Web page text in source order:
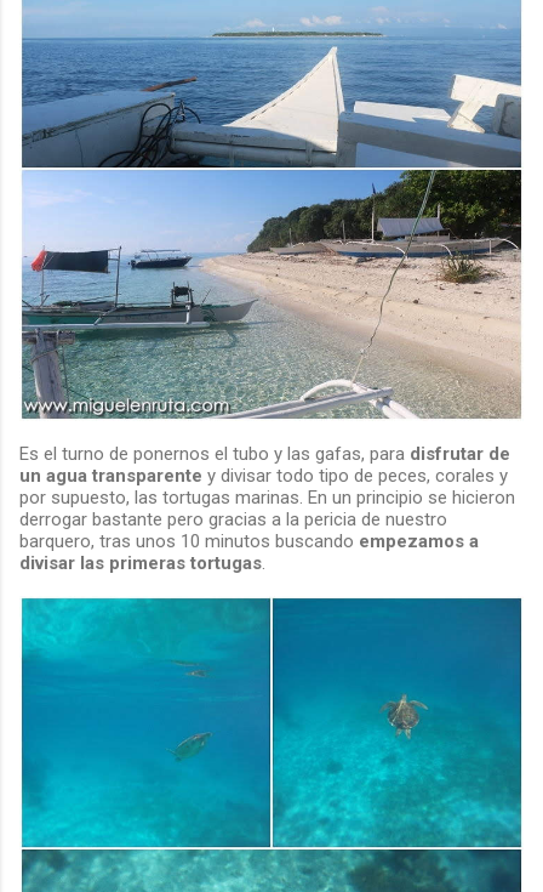
Es el turno de ponernos el tubo y las gafas, para disfrutar de
un agua transparente y divisar todo tipo de peces, corales y
por supuesto, las tortugas marinas. En un principio se hicieron
derrogar bastante pero gracias a la pericia de nuestro
barquero, tras unos 10 minutos buscando empezamos a
divisar las primeras tortugas.